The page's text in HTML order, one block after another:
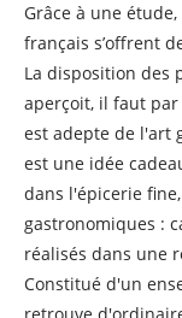
Grâce à une
français s’offrent
La disposition des
aperçoit, il faut
est adepte de l'art
est une idée
dans l'épicerie
gastronomiques :
réalisés dans une
Constitué d'un